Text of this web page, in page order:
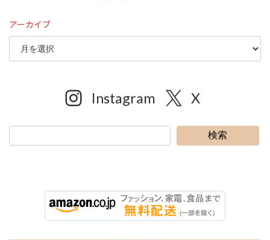
アーカイブ
Instagram X
検索